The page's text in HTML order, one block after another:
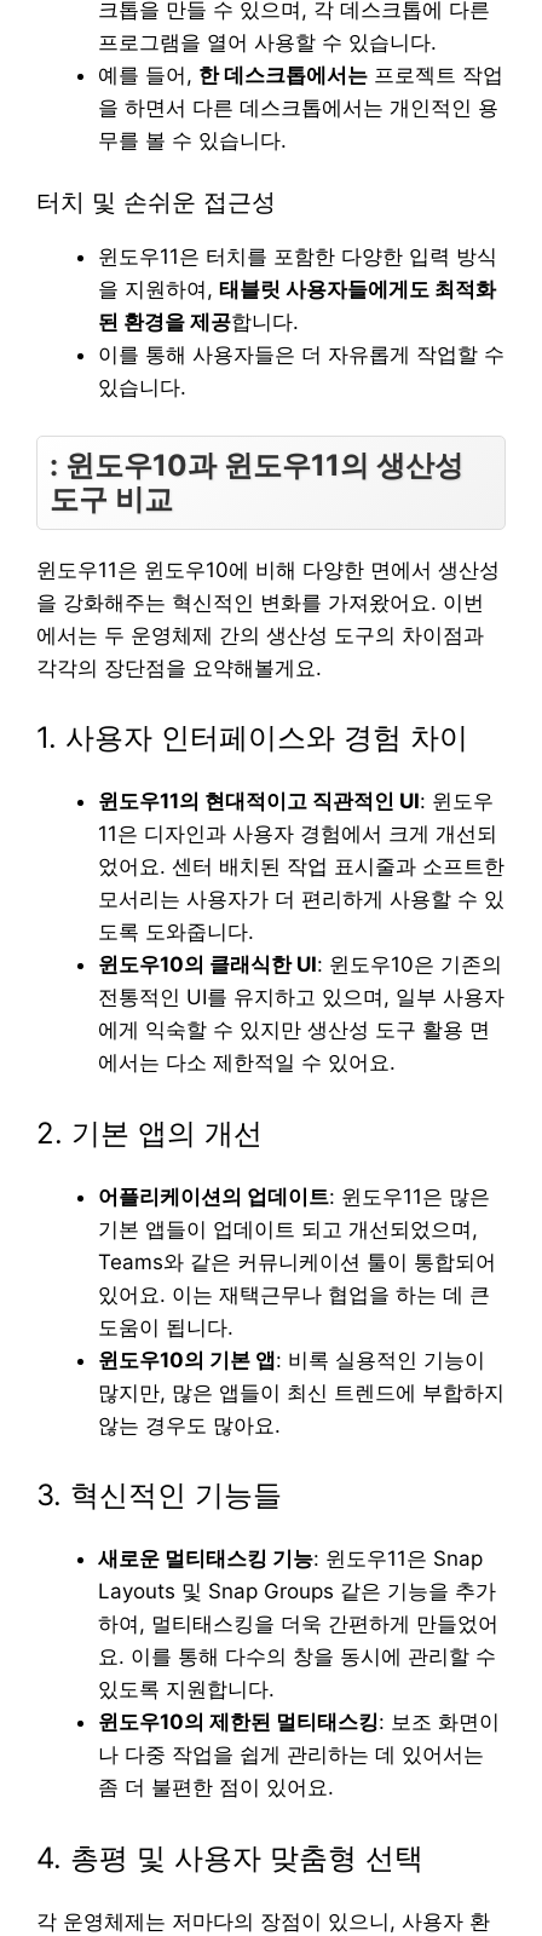
크톱을 만들 수 있으며, 각 데스크톱에 다른
프로그램을 열어 사용할 수 있습니다.
예를 들어, 한 데스크톱에서는 프로젝트 작업
을 하면서 다른 데스크톱에서는 개인적인 용
무를 볼 수 있습니다.
터치 및 손쉬운 접근성
윈도우11은 터치를 포함한 다양한 입력 방식
을 지원하여, 태블릿 사용자들에게도 최적화
된 환경을 제공합니다.
이를 통해 사용자들은 더 자유롭게 작업할 수
있습니다.
: 윈도우10과 윈도우11의 생산성
도구 비교
윈도우11은 윈도우10에 비해 다양한 면에서 생산성
을 강화해주는 혁신적인 변화를 가져왔어요. 이번
에서는 두 운영체제 간의 생산성 도구의 차이점과
각각의 장단점을 요약해볼게요.
1. 사용자 인터페이스와 경험 차이
윈도우11의 현대적이고 직관적인 UI: 윈도우
11은 디자인과 사용자 경험에서 크게 개선되
었어요. 센터 배치된 작업 표시줄과 소프트한
모서리는 사용자가 더 편리하게 사용할 수 있
도록 도와줍니다.
윈도우10의 클래식한 UI: 윈도우10은 기존의
전통적인 UI를 유지하고 있으며, 일부 사용자
에게 익숙할 수 있지만 생산성 도구 활용 면
에서는 다소 제한적일 수 있어요.
2. 기본 앱의 개선
어플리케이션의 업데이트: 윈도우11은 많은
기본 앱들이 업데이트 되고 개선되었으며,
Teams와 같은 커뮤니케이션 툴이 통합되어
있어요. 이는 재택근무나 협업을 하는 데 큰
도움이 됩니다.
윈도우10의 기본 앱: 비록 실용적인 기능이
많지만, 많은 앱들이 최신 트렌드에 부합하지
않는 경우도 많아요.
3. 혁신적인 기능들
새로운 멀티태스킹 기능: 윈도우11은 Snap
Layouts 및 Snap Groups 같은 기능을 추가
하여, 멀티태스킹을 더욱 간편하게 만들었어
요. 이를 통해 다수의 창을 동시에 관리할 수
있도록 지원합니다.
윈도우10의 제한된 멀티태스킹: 보조 화면이
나 다중 작업을 쉽게 관리하는 데 있어서는
좀 더 불편한 점이 있어요.
4. 총평 및 사용자 맞춤형 선택
각 운영체제는 저마다의 장점이 있으니, 사용자 환